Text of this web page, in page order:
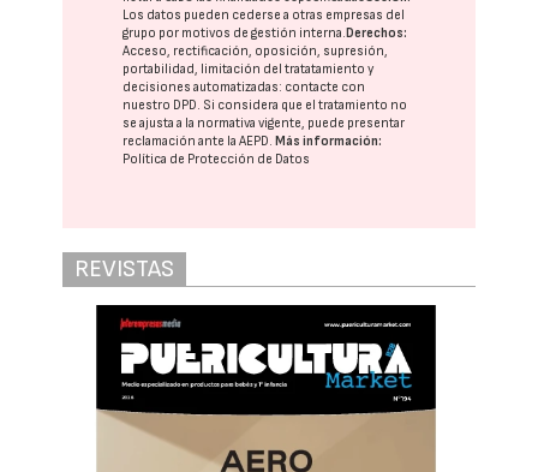
Los datos pueden cederse a otras empresas del
grupo por motivos de gestión interna.Derechos:
Acceso, rectificación, oposición, supresión,
portabilidad, limitación del tratatamiento y
decisiones automatizadas: contacte con
nuestro DPD . Si considera que el tratamiento no
se ajusta a la normativa vigente, puede presentar
reclamación ante laAEPD .Más información:
Política de Protección de Datos
REVISTAS